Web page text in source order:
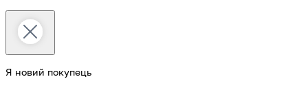
Я новий покупець